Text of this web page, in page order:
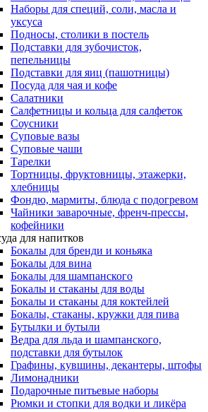
Наборы для специй, соли, масла и
уксуса
Подносы, столики в постель
Подставки для зубочисток,
пепельницы
Подставки для яиц (пашотницы)
Посуда для чая и кофе
Салатники
Салфетницы и кольца для салфеток
Соусники
Суповые вазы
Суповые чаши
Тарелки
Тортницы, фруктовницы, этажерки,
хлебницы
Фондю, мармиты, блюда с подогревом
Чайники заварочные, френч-прессы,
кофейники
для напитков
Бокалы для бренди и коньяка
Бокалы для вина
Бокалы для шампанского
Бокалы и стаканы для воды
Бокалы и стаканы для коктейлей
Бокалы, стаканы, кружки для пива
Бутылки и бутыли
Ведра для льда и шампанского,
подставки для бутылок
Графины, кувшины, декантеры, штофы
Лимонадники
Подарочные питьевые наборы
Рюмки и стопки для водки и ликёра